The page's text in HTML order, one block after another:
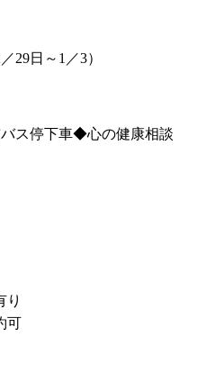
29日～1／3）
バス停下車◆心の健康相談
り
可